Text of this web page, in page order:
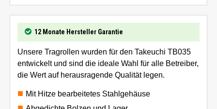
12 Monate Hersteller Garantie
Unsere Tragrollen wurden für den Takeuchi TB035
entwickelt und sind die ideale Wahl für alle Betreiber,
die Wert auf herausragende Qualität legen.
Mit Hitze bearbeitetes Stahlgehäuse